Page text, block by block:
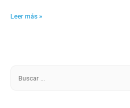
Deporte
Leer más »